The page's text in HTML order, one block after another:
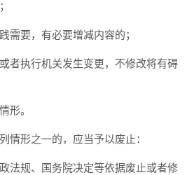
需要，有必要增减内容的；
者执行机关发生变更，不修改将有碍
形。
情形之一的，应当予以废止：
法规、国务院决定等依据废止或者修